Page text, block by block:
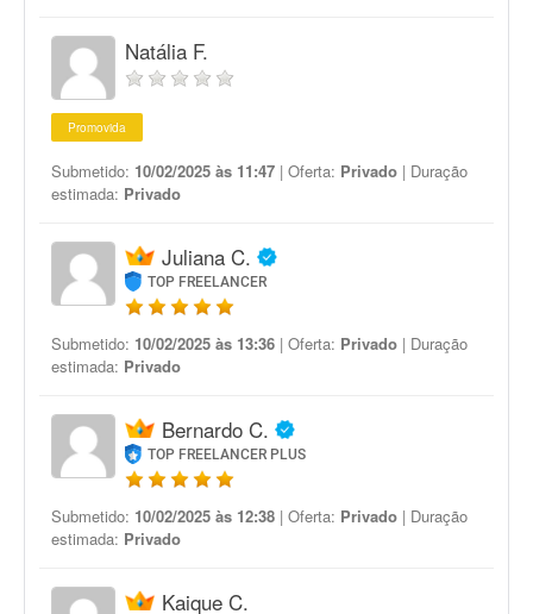
Natália F.
Promovida
Submetido: 10/02/2025 às 11:47 | Oferta: Privado | Duração
estimada: Privado
Juliana C.
TOP FREELANCER
Submetido: 10/02/2025 às 13:36 | Oferta: Privado | Duração
estimada: Privado
Bernardo C.
TOP FREELANCER PLUS
Submetido: 10/02/2025 às 12:38 | Oferta: Privado | Duração
estimada: Privado
Kaique C.